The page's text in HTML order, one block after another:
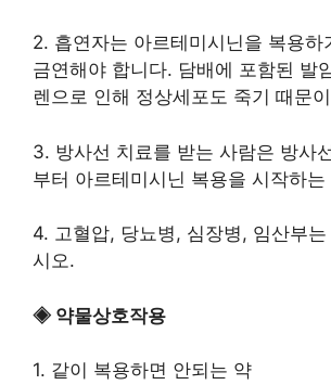
2. 흡연자는 아르테미시닌을 복용하
금연해야 합니다. 담배에 포함된 발
렌으로 인해 정상세포도 죽기 때문
3. 방사선 치료를 받는 사람은 방사
부터 아르테미시닌 복용을 시작하
4. 고혈압, 당뇨병, 심장병, 임산부
시오.
◈ 약물상호작용
1. 같이 복용하면 안되는 약